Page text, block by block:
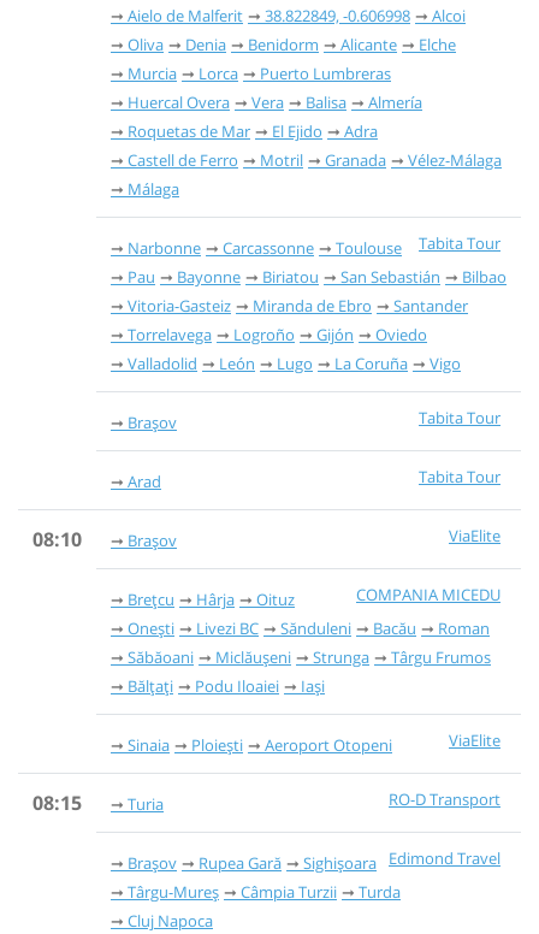
Aielo de Malferit
38.822849, -0.606998
Alcoi
Oliva
Denia Benidorm Alicante
Elche
Murcia
Lorca
Puerto Lumbreras
Huercal Overa
Vera Balisa
Almería
Roquetas de Mar
El Ejido
Adra
Castell de Ferro
Motril Granada
Vélez-Málaga
Málaga
Tabita Tour
Narbonne Carcassonne
Toulouse
Pau
Bayonne Biriatou San Sebastián
Bilbao
Vitoria-Gasteiz
Miranda de Ebro
Santander
Torrelavega
Logroño Gijón
Oviedo
Valladolid
León Lugo La Coruña Vigo
Tabita Tour
Brașov
Tabita Tour
Arad
08:10 ViaElite
Brașov
COMPANIA MICEDU
Brețcu Hârja
Oituz
Onești
Livezi BC Sănduleni Bacău
Roman
Săbăoani
Miclăușeni Strunga
Târgu Frumos
Bălțați
Podu Iloaiei Iași
ViaElite
Sinaia Ploiești Aeroport Otopeni
08:15 RO-D Transport
Turia
Edimond Travel
Brașov Rupea Gară
Sighișoara
Târgu-Mureș
Câmpia Turzii
Turda
Cluj Napoca